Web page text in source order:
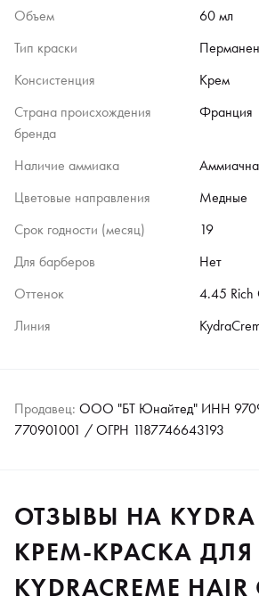
Объем
60 мл
Тип краски
Консистенция
Крем
Страна происхождения
бренда
Франция
Наличие аммиака
Цветовые направления
Медные
Срок годности (месяц)
19
Для барберов
Нет
Оттенок
4.45 Rich
Линия
Продавец: ООО "БТ Юнайтед" ИНН
770901001 / ОГРН 1187746643193
ОТЗЫВЫ НА KYDRA
КРЕМ-КРАСКА
KYDRACREME HAIR